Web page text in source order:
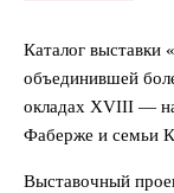
Каталог выставки
объединившей
окладах XVIII —
Фаберже и семьи
Выставочный